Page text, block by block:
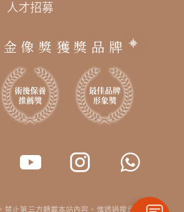
人才招募
像獎獲獎品牌
禁止第三方轉載本站內容。惟透過搜尋